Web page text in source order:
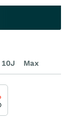
10J Max